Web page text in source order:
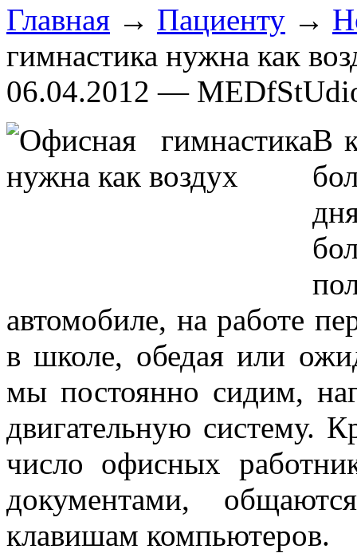
Главная → Пациенту →
гимнастика нужна как
06.04.2012 —
В
автомобиле, на работе
в школе, обедая или
мы постоянно сидим,
двигательную систему.
число офисных
документами,
клавишам компьютеров.